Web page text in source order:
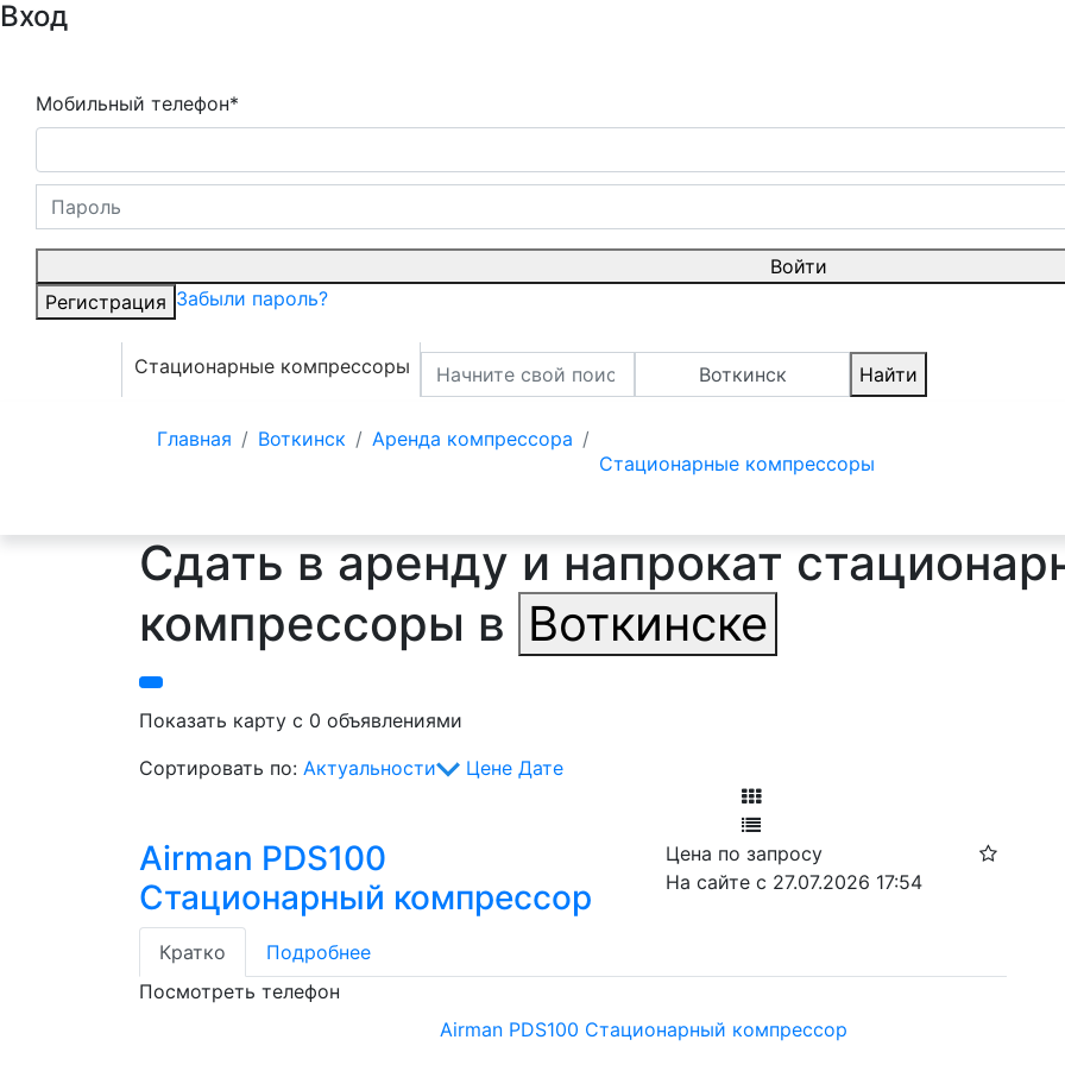
Вход
Мобильный телефон*
Войти
Регистрация Забыли пароль?
Стационарные компрессоры Воткинск Найти
Главная Воткинск
Аренда компрессора
Стационарные компрессоры
Сдать в аренду и напрокат
компрессоры в Воткинске
Показать карту с 0 объявлениями
Сортировать по: Актуальности Цене Дате
Airman PDS100
Стационарный компрессор
Цена по запросу
На сайте с 27.07.2026 17:54
Кратко
Подробнее
Посмотреть телефон
Airman PDS100 Стационарный компрессор